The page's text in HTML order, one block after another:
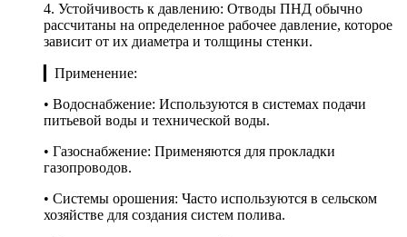
4. Устойчивость к давлению: Отводы ПНД обычно
рассчитаны на определенное рабочее давление, которое
зависит от их диаметра и толщины стенки.
▎Применение:
• Водоснабжение: Используются в системах подачи
питьевой воды и технической воды.
• Газоснабжение: Применяются для прокладки
газопроводов.
• Системы орошения: Часто используются в сельском
хозяйстве для создания систем полива.